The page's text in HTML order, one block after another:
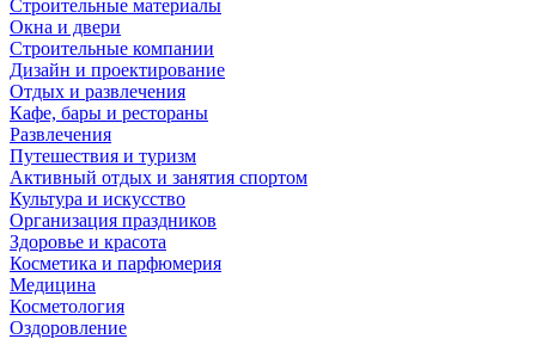
Строительные материалы
Окна и двери
Строительные компании
Дизайн и проектирование
Отдых и развлечения
Кафе, бары и рестораны
Развлечения
Путешествия и туризм
Активный отдых и занятия спортом
Культура и искусство
Организация праздников
Здоровье и красота
Косметика и парфюмерия
Медицина
Косметология
Оздоровление